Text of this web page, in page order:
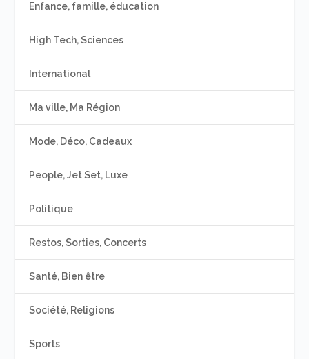
Enfance, famille, éducation
High Tech, Sciences
International
Ma ville, Ma Région
Mode, Déco, Cadeaux
People, Jet Set, Luxe
Politique
Restos, Sorties, Concerts
Santé, Bien être
Société, Religions
Sports